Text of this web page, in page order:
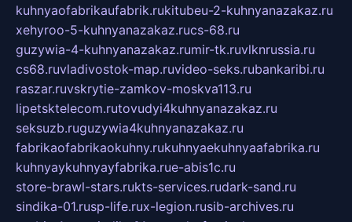
kuhnyaofabrikaufabrik.rukitubeu-2-kuhnyanazakaz.ru
xehyroo-5-kuhnyanazakaz.rucs-68.ru
guzywia-4-kuhnyanazakaz.rumir-tk.ruvlknrussia.ru
cs68.ruvladivostok-map.ruvideo-seks.rubankaribi.ru
raszar.ruvskrytie-zamkov-moskva113.ru
lipetsktelecom.rutovudyi4kuhnyanazakaz.ru
seksuzb.ruguzywia4kuhnyanazakaz.ru
fabrikaofabrikaokuhny.rukuhnyaekuhnyaafabrika.ru
kuhnyaykuhnyayfabrika.rue-abis1c.ru
store-brawl-stars.rukts-services.rudark-sand.ru
sindika-01.rusp-life.rux-legion.rusib-archives.ru